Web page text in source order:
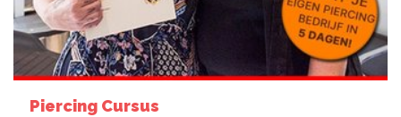
Piercing Cursus